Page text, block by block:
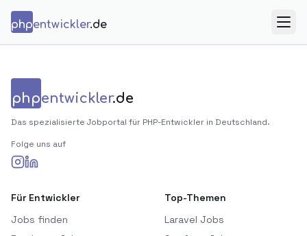
phpentwickler.de
phpentwickler.de
Das spezialisierte Jobportal für PHP-Entwickler in Deutschland.
Folge uns auf
Für Entwickler
Jobs finden
Top-Themen
Laravel Jobs